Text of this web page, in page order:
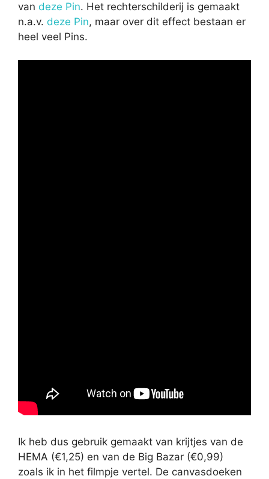
van deze Pin. Het rechterschilderij is gemaakt
n.a.v. deze Pin, maar over dit effect bestaan er
heel veel Pins.
Ik heb dus gebruik gemaakt van krijtjes van de
HEMA (€1,25) en van de Big Bazar (€0,99)
zoals ik in het filmpje vertel. De canvasdoeken